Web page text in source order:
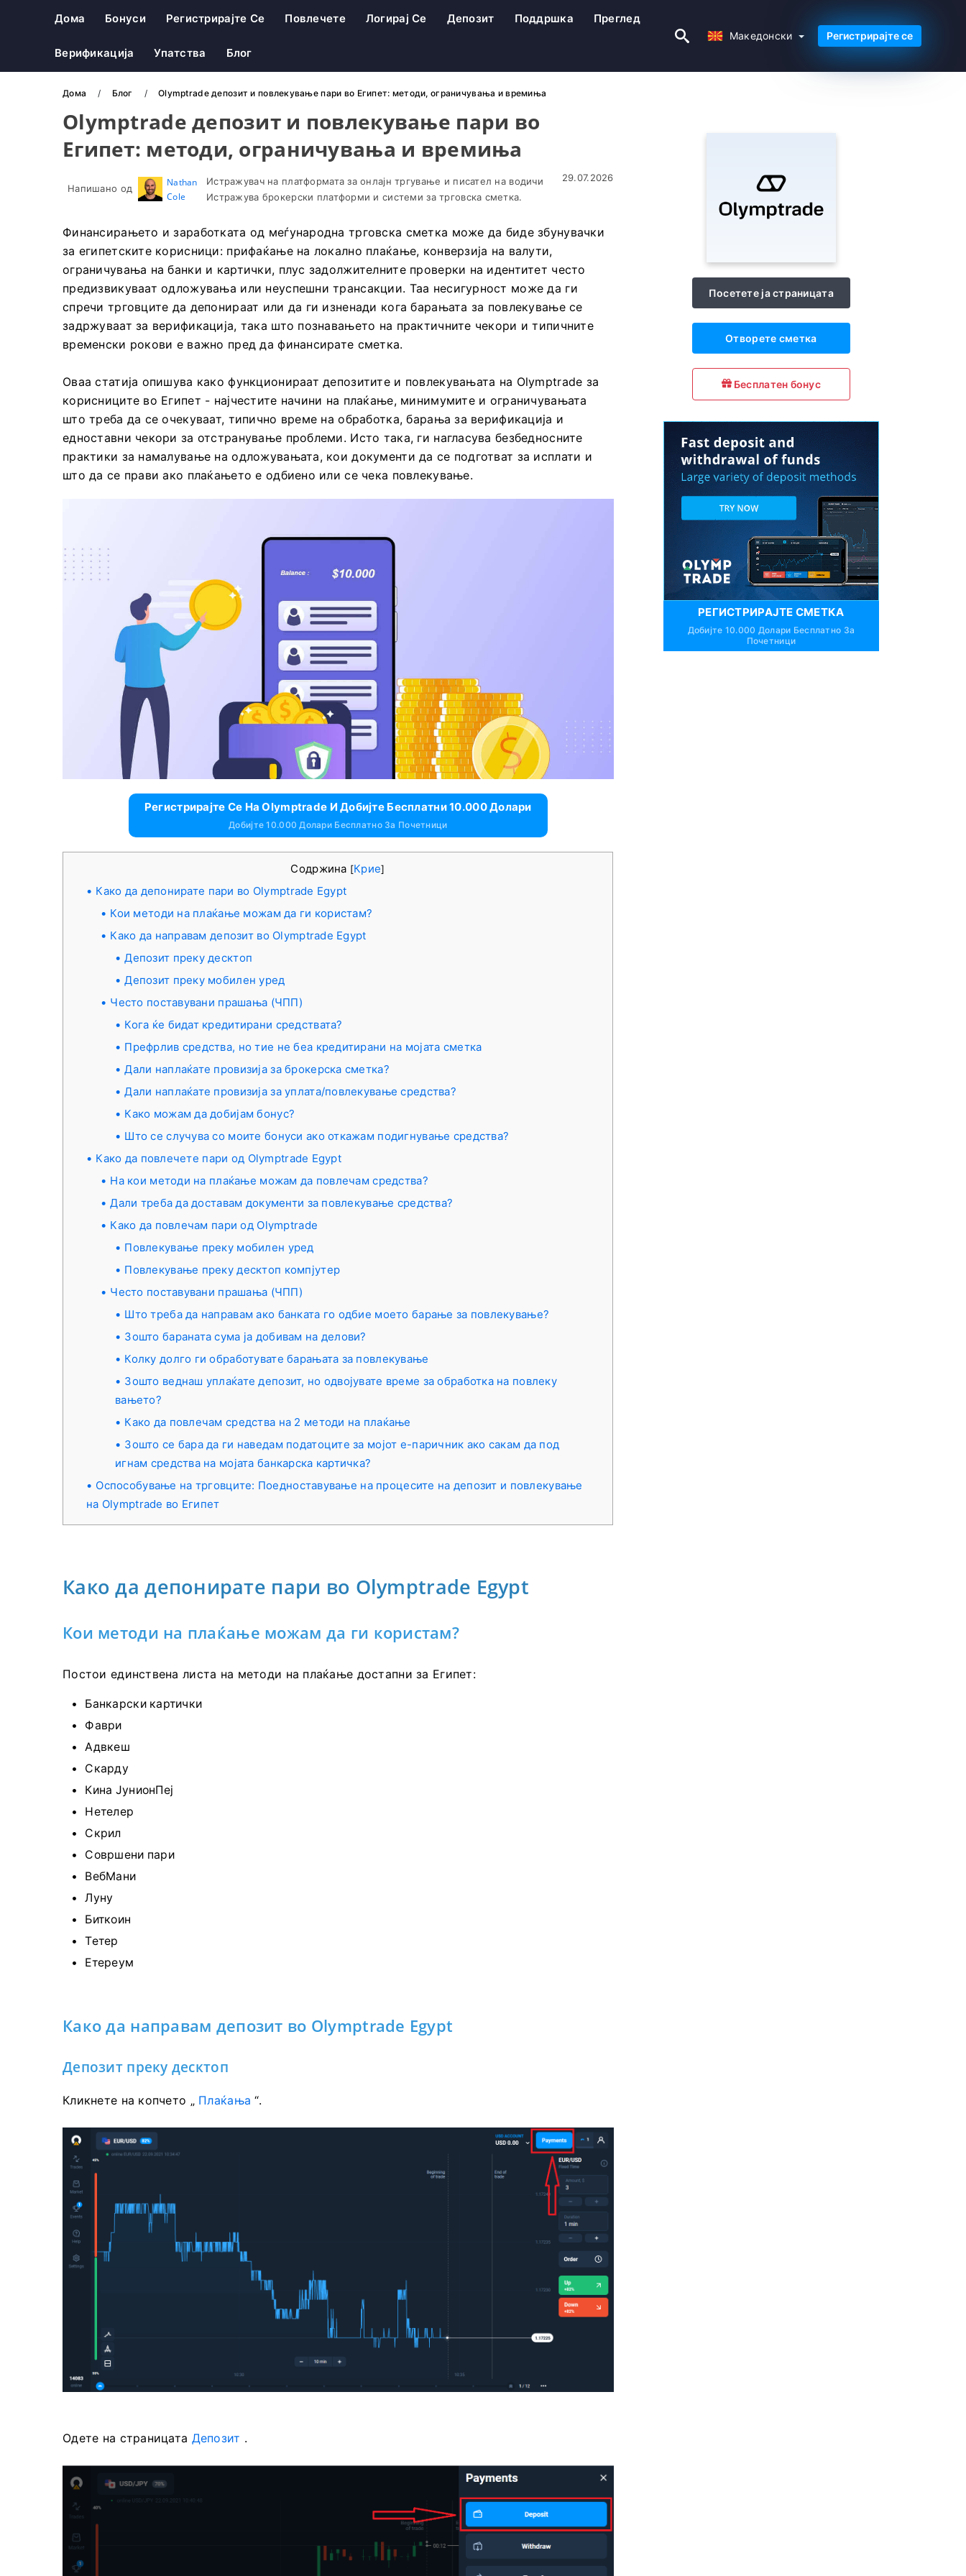
Македонски
Дома Бонуси Регистрирајте Се Повлечете Логирај Се Депозит Поддршка Преглед
Верификација Упатства Блог
Македонски Регистрирајте се
Дома Блог Olymptrade депозит и повлекување пари во Египет: методи, ограничувања и времиња
Olymptrade депозит и повлекување пари во
Египет: методи, ограничувања и времиња
Напишано од
Nathan
Cole
Истражувач на платформата за онлајн тргување и писател на водичи
Истражува брокерски платформи и системи за трговска сметка.
29.07.2026
Финансирањето и заработката од меѓународна трговска сметка може да биде збунувачки
за египетските корисници: прифаќање на локално плаќање, конверзија на валути,
ограничувања на банки и картички, плус задолжителните проверки на идентитет често
предизвикуваат одложувања или неуспешни трансакции. Таа несигурност може да ги
спречи трговците да депонираат или да ги изненади кога барањата за повлекување се
задржуваат за верификација, така што познавањето на практичните чекори и типичните
временски рокови е важно пред да финансирате сметка.
Оваа статија опишува како функционираат депозитите и повлекувањата на Olymptrade за
корисниците во Египет - најчестите начини на плаќање, минимумите и ограничувањата
што треба да се очекуваат, типично време на обработка, барања за верификација и
едноставни чекори за отстранување проблеми. Исто така, ги нагласува безбедносните
практики за намалување на одложувањата, кои документи да се подготват за исплати и
што да се прави ако плаќањето е одбиено или се чека повлекување.
Регистрирајте Се На Olymptrade И Добијте Бесплатни 10.000 Долари
Добијте 10.000 Долари Бесплатно За Почетници
Содржина [Крие]
Како да депонирате пари во Olymptrade Egypt
Кои методи на плаќање можам да ги користам?
Како да направам депозит во Olymptrade Egypt
Депозит преку десктоп
Депозит преку мобилен уред
Често поставувани прашања (ЧПП)
Кога ќе бидат кредитирани средствата?
Префрлив средства, но тие не беа кредитирани на мојата сметка
Дали наплаќате провизија за брокерска сметка?
Дали наплаќате провизија за уплата/повлекување средства?
Како можам да добијам бонус?
Што се случува со моите бонуси ако откажам подигнување средства?
Како да повлечете пари од Olymptrade Egypt
На кои методи на плаќање можам да повлечам средства?
Дали треба да доставам документи за повлекување средства?
Како да повлечам пари од Olymptrade
Повлекување преку мобилен уред
Повлекување преку десктоп компјутер
Често поставувани прашања (ЧПП)
Што треба да направам ако банката го одбие моето барање за повлекување?
Зошто бараната сума ја добивам на делови?
Колку долго ги обработувате барањата за повлекување
Зошто веднаш уплаќате депозит, но одвојувате време за обработка на повлеку
вањето?
Како да повлечам средства на 2 методи на плаќање
Зошто се бара да ги наведам податоците за мојот е-паричник ако сакам да под
игнам средства на мојата банкарска картичка?
Оспособување на трговците: Поедноставување на процесите на депозит и повлекување
на Olymptrade во Египет
Како да депонирате пари во Olymptrade Egypt
Кои методи на плаќање можам да ги користам?
Постои единствена листа на методи на плаќање достапни за Египет:
Банкарски картички
Фаври
Адвкеш
Скарду
Кина ЈунионПеј
Нетелер
Скрил
Совршени пари
ВебМани
Луну
Биткоин
Тетер
Етереум
Како да направам депозит во Olymptrade Egypt
Депозит преку десктоп
Кликнете на копчето „ Плаќања “.
Одете на страницата Депозит .
Посетете ја страницата
Отворете сметка
Бесплатен бонус
РЕГИСТРИРАЈТЕ СМЕТКА
Добијте 10.000 Долари Бесплатно За
Почетници